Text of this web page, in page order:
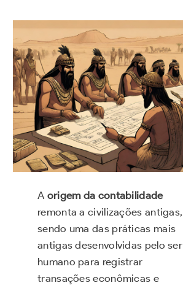
A origem da contabilidade
remonta a civilizações antigas,
sendo uma das práticas mais
antigas desenvolvidas pelo ser
humano para registrar
transações econômicas e